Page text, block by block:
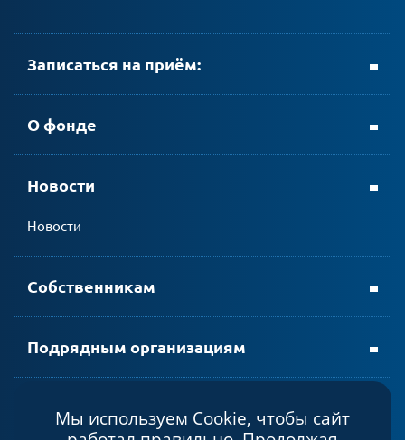
Записаться на приём:
О фонде
Новости
Новости
Собственникам
Подрядным организациям
Политика конфиденциальности
Мы используем Cookie, чтобы сайт